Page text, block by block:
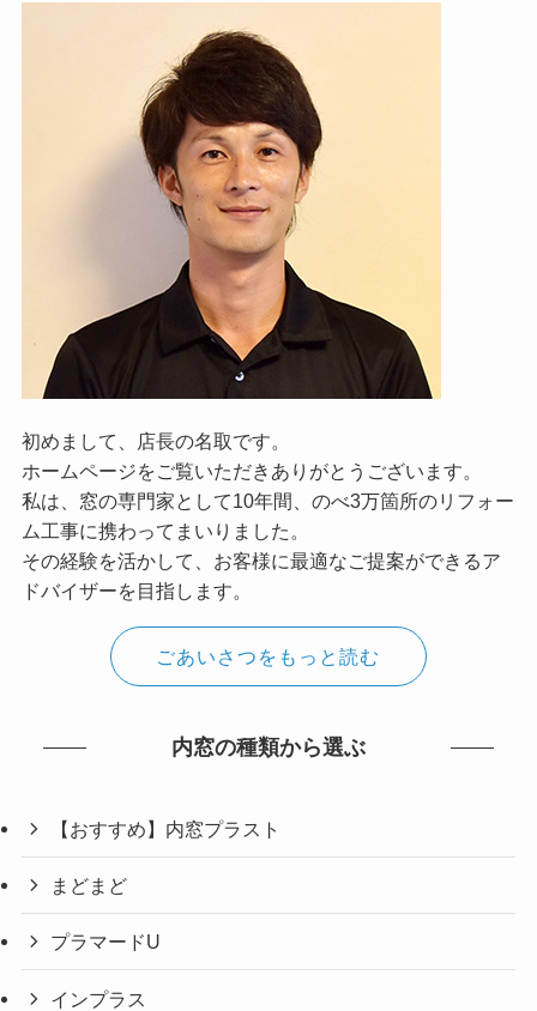
初めまして、店長の名取です。
ホームページをご覧いただきありがとうございます。
私は、窓の専門家として10年間、のべ3万箇所のリフォー
ム工事に携わってまいりました。
その経験を活かして、お客様に最適なご提案ができるア
ドバイザーを目指します。
ごあいさつをもっと読む
内窓の種類から選ぶ
【おすすめ】内窓プラスト
まどまど
プラマードU
インプラス